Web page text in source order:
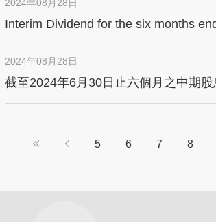
2024年08月28日
Interim Dividend for the six months
2024年08月28日
截至2024年6月30日止六個月之中期股
5 6 7 8